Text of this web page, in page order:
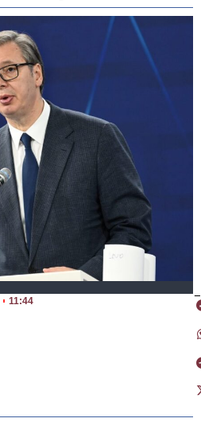
11:44